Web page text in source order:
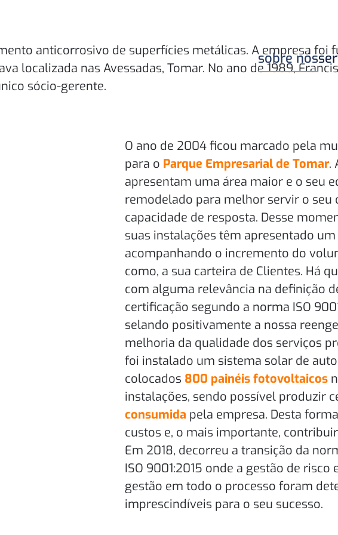
sobre nós
anticorrosivo de superfícies metálicas. A empresa foi
localizada nas Avessadas, Tomar. No ano de 1989,
sócio-gerente.
O ano de 2004 ficou marcado pela
para o Parque Empresarial de Tomar.
apresentam uma área maior e o seu
remodelado para melhor servir o seu
capacidade de resposta. Desse
suas instalações têm apresentado
acompanhando o incremento do
como, a sua carteira de Clientes. Há
com alguma relevância na definição
certificação segundo a norma ISO
selando positivamente a nossa
melhoria da qualidade dos serviços
foi instalado um sistema solar de
colocados 800 painéis fotovoltaicos
instalações, sendo possível produzir
consumida pela empresa. Desta
custos e, o mais importante,
Em 2018, decorreu a transição da
ISO 9001:2015 onde a gestão de
gestão em todo o processo foram
imprescindíveis para o seu sucesso.